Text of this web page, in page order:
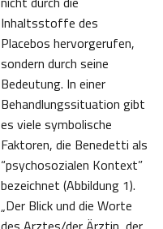
Inhaltsstoffe des
Placebos hervorgerufen,
sondern durch seine
Bedeutung. In einer
Behandlungssituation gibt
es viele symbolische
Faktoren, die Benedetti als
“psychosozialen Kontext”
bezeichnet (Abbildung 1).
„Der Blick und die Worte